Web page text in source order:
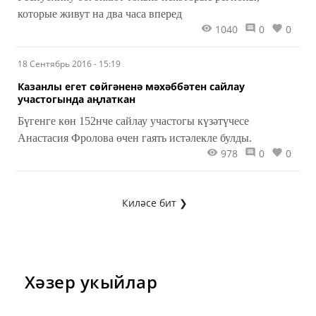
которые живут на два часа вперед
1040 0 0
18 Сентябрь 2016 - 15:19
Казанлы егет сөйгәненә мәхәббәтен сайлау
участогында аңлаткан
Бүгенге көн 152нче сайлау участогы күзәтүчесе
Анастасия Фролова өчен гаять истәлекле булды.
978 0 0
Киләсе бит ❯
Хәзер укыйлар